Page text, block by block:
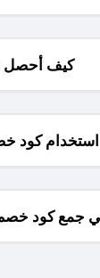
كيف أحصل
كود
جمع كود